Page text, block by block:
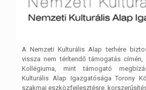
A Nemzeti Kulturális Alap terhére
vissza nem térítendő támogatás címén,
Kollégiuma, mint támogató
Kulturális Alap Igazgatósága Torony
szakmai eszközfejlesztésre,